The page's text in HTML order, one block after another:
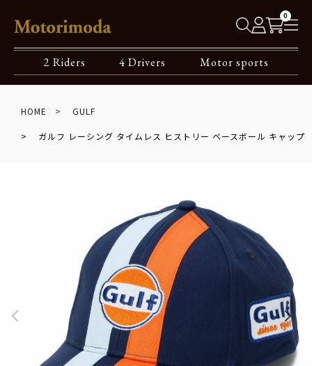
0
2 Riders 4 Drivers Motor sports
HOME GULF
ガルフ レーシング タイムレス ヒストリー ベースボール キャップ